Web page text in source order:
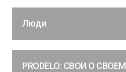
Люди
PRODELO: СВОИ О СВОЕМ